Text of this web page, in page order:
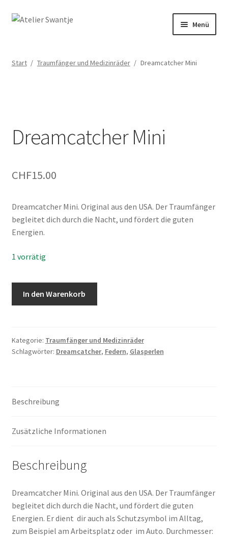
Menü
Mein Konto
Veranstaltungen
Warenkorb
Start / Traumfänger und Medizinräder / Dreamcatcher Mini
Dreamcatcher Mini
CHF15.00
Dreamcatcher Mini. Original aus den USA. Der Traumfänger
begleitet dich durch die Nacht, und fördert die guten
Energien.
1 vorrätig
In den Warenkorb
Kategorie: Traumfänger und Medizinräder
Schlagwörter: Dreamcatcher, Federn, Glasperlen
Beschreibung
Zusätzliche Informationen
Beschreibung
Dreamcatcher Mini. Original aus den USA. Der Traumfänger
begleitet dich durch die Nacht, und fördert die guten
Energien. Er dient dir auch als Schutzsymbol im Alltag,
zum Beispiel am Arbeitsplatz oder im Auto. Durchmesser: